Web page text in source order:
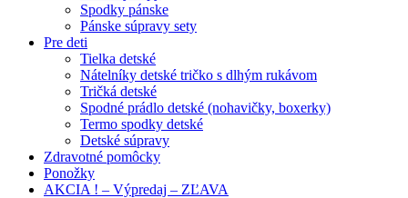
Spodky pánske
Pánske súpravy sety
Pre deti
Tielka detské
Nátelníky detské tričko s dlhým rukávom
Tričká detské
Spodné prádlo detské (nohavičky, boxerky)
Termo spodky detské
Detské súpravy
Zdravotné pomôcky
Ponožky
AKCIA ! – Výpredaj – ZĽAVA